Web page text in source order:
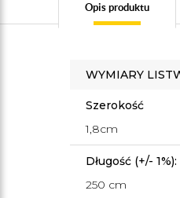
Opis produktu
WYMIARY
Szerokość
1,8cm
Długość (+/-
250 cm